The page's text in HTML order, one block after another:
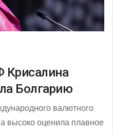
Крисалина
Болгарию
валютного
высоко оценила плавное